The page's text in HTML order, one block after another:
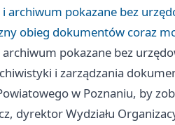
i archiwum pokazane bez
obieg dokumentów coraz
archiwum pokazane bez
i zarządzania
w Poznaniu, by
dyrektor Wydziału